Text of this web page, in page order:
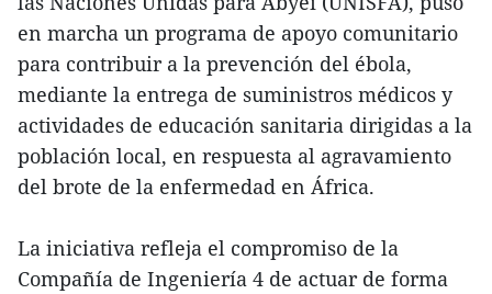
en marcha un programa de apoyo comunitario
para contribuir a la prevención del ébola,
mediante la entrega de suministros médicos y
actividades de educación sanitaria dirigidas a la
población local, en respuesta al agravamiento
del brote de la enfermedad en África.
La iniciativa refleja el compromiso de la
Compañía de Ingeniería 4 de actuar de forma